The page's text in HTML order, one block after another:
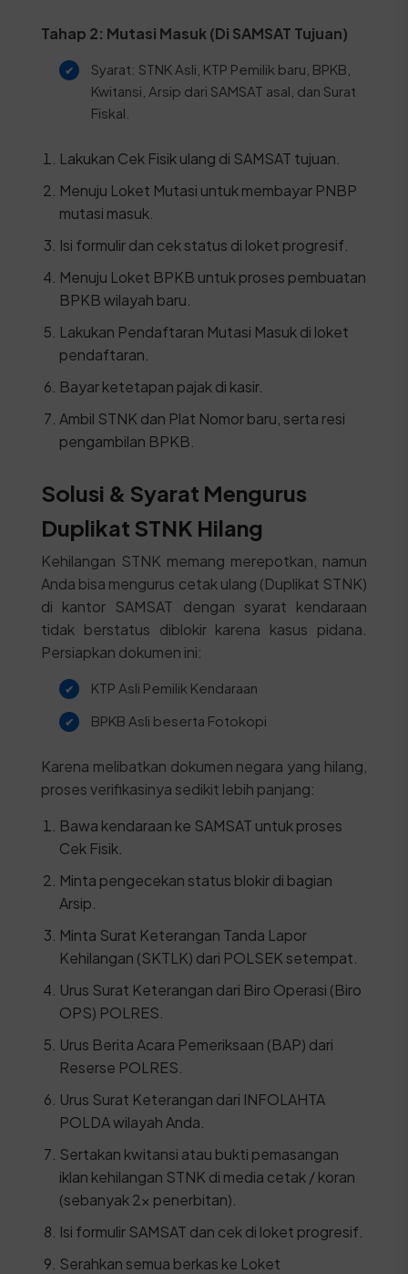
Tahap 2: Mutasi Masuk (Di SAMSAT Tujuan)
Syarat: STNK Asli, KTP Pemilik baru, BPKB,
Kwitansi, Arsip dari SAMSAT asal, dan Surat
Fiskal.
Lakukan Cek Fisik ulang di SAMSAT tujuan.
Menuju Loket Mutasi untuk membayar PNBP
mutasi masuk.
Isi formulir dan cek status di loket progresif.
Menuju Loket BPKB untuk proses pembuatan
BPKB wilayah baru.
Lakukan Pendaftaran Mutasi Masuk di loket
pendaftaran.
Bayar ketetapan pajak di kasir.
Ambil STNK dan Plat Nomor baru, serta resi
pengambilan BPKB.
Solusi & Syarat Mengurus
Duplikat STNK Hilang
Kehilangan STNK memang merepotkan, namun
Anda bisa mengurus cetak ulang (Duplikat STNK)
di kantor SAMSAT dengan syarat kendaraan
tidak berstatus diblokir karena kasus pidana.
Persiapkan dokumen ini:
KTP Asli Pemilik Kendaraan
BPKB Asli beserta Fotokopi
Karena melibatkan dokumen negara yang hilang,
proses verifikasinya sedikit lebih panjang:
Bawa kendaraan ke SAMSAT untuk proses
Cek Fisik.
Minta pengecekan status blokir di bagian
Arsip.
Minta Surat Keterangan Tanda Lapor
Kehilangan (SKTLK) dari POLSEK setempat.
Urus Surat Keterangan dari Biro Operasi (Biro
OPS) POLRES.
Urus Berita Acara Pemeriksaan (BAP) dari
Reserse POLRES.
Urus Surat Keterangan dari INFOLAHTA
POLDA wilayah Anda.
Sertakan kwitansi atau bukti pemasangan
iklan kehilangan STNK di media cetak / koran
(sebanyak 2x penerbitan).
Isi formulir SAMSAT dan cek di loket progresif.
Serahkan semua berkas ke Loket